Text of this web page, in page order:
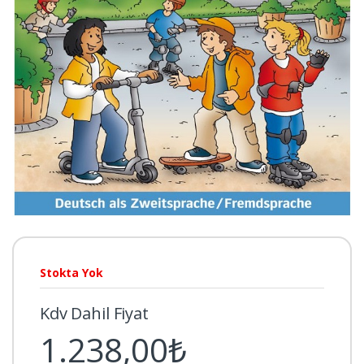
Stokta Yok
Kdv Dahil Fiyat
1.238,00₺